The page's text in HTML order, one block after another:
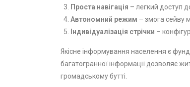
Проста навігація – легкий доступ
Автономний режим – змога сейву
Індивідуалізація стрічки –
Якісне інформування населення є
багатогранної інформації дозволяє
громадському бутті.